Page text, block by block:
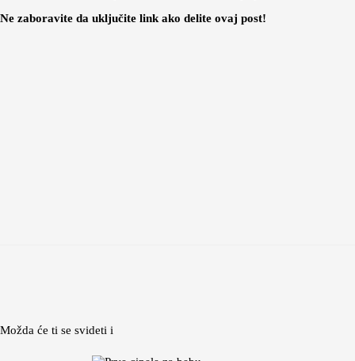
Ne zaboravite da uključite link ako delite ovaj post!
Možda će ti se svideti i